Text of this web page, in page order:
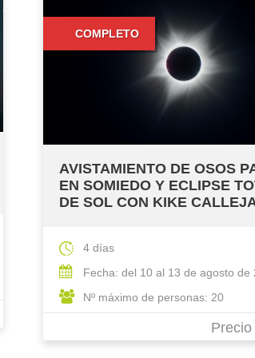
4 PLAZAS
DE METEOROS PROGRAMA
ESPECIAL RIAÑO 2026 VI
Precio